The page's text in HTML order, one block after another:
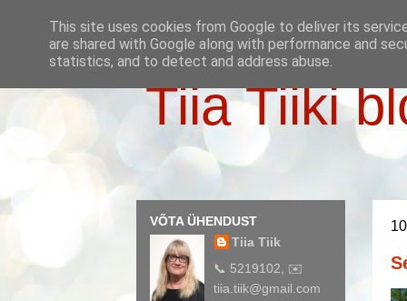
Tiia Tiiki
VÕTA ÜHENDUST
Tiia Tiik
📞 5219102, ✉️
tiia.tiik@gmail.com
This site uses cookies from Google to deliver its
are shared with Google along with performance and
statistics, and to detect and address abuse.